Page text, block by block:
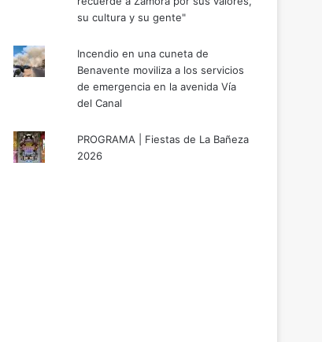
su cultura y su gente"
Incendio en una cuneta de
Benavente moviliza a los servicios
de emergencia en la avenida Vía
del Canal
PROGRAMA | Fiestas de La Bañeza
2026